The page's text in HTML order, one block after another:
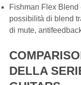
Fishman Flex
possibilità di blend
di mute,
DELLA